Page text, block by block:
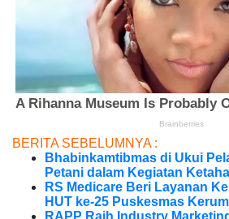
BERITA SEBELUMNYA :
Bhabinkamtibmas di Ukui
Petani dalam Kegiatan
RS Medicare Beri Layanan
HUT ke-25 Puskesmas